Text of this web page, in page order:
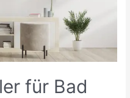
für Bad